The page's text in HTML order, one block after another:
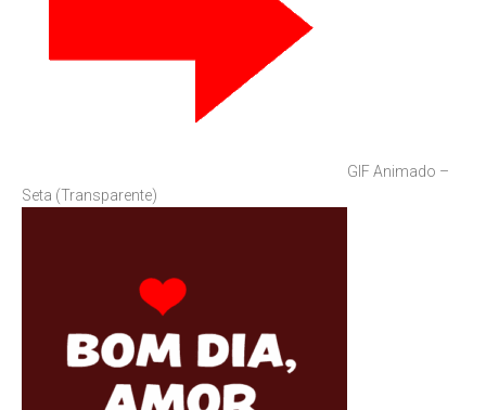
GIF Animado –
Seta (Transparente)